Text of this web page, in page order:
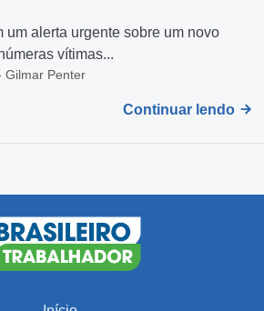
um alerta urgente sobre um novo
vítimas...
Gilmar Penter
Continuar lendo